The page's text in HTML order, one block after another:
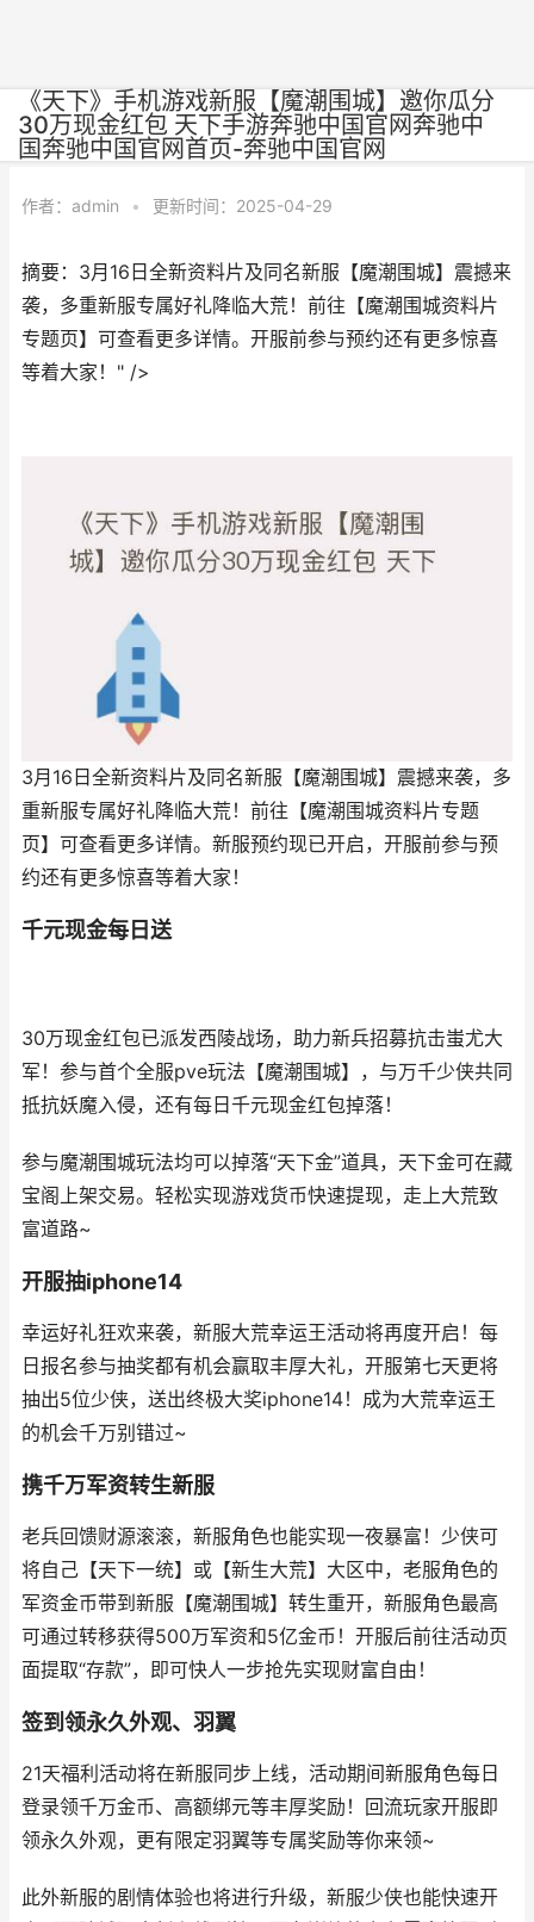
《天下》手机游戏新服【魔潮围城】邀你瓜分
30万现金红包 天下手游奔驰中国官网奔驰中
国奔驰中国官网首页-奔驰中国官网
作者： admin • 更新时间：2025-04-29
摘要：3月16日全新资料片及同名新服【魔潮围城】震撼来
袭，多重新服专属好礼降临大荒！前往【魔潮围城资料片
专题页】可查看更多详情。开服前参与预约还有更多惊喜
等着大家！" />
3月16日全新资料片及同名新服【魔潮围城】震撼来袭，多
重新服专属好礼降临大荒！前往【魔潮围城资料片专题
页】可查看更多详情。新服预约现已开启，开服前参与预
约还有更多惊喜等着大家！
千元现金每日送
30万现金红包已派发西陵战场，助力新兵招募抗击蚩尤大
军！参与首个全服pve玩法【魔潮围城】，与万千少侠共同
抵抗妖魔入侵，还有每日千元现金红包掉落！
参与魔潮围城玩法均可以掉落“天下金”道具，天下金可在藏
宝阁上架交易。轻松实现游戏货币快速提现，走上大荒致
富道路~
开服抽iphone14
幸运好礼狂欢来袭，新服大荒幸运王活动将再度开启！每
日报名参与抽奖都有机会赢取丰厚大礼，开服第七天更将
抽出5位少侠，送出终极大奖iphone14！成为大荒幸运王
的机会千万别错过~
携千万军资转生新服
老兵回馈财源滚滚，新服角色也能实现一夜暴富！少侠可
将自己【天下一统】或【新生大荒】大区中，老服角色的
军资金币带到新服【魔潮围城】转生重开，新服角色最高
可通过转移获得500万军资和5亿金币！开服后前往活动页
面提取“存款”，即可快人一步抢先实现财富自由！
签到领永久外观、羽翼
21天福利活动将在新服同步上线，活动期间新服角色每日
登录领千万金币、高额绑元等丰厚奖励！回流玩家开服即
领永久外观，更有限定羽翼等专属奖励等你来领~
此外新服的剧情体验也将进行升级，新服少侠也能快速开